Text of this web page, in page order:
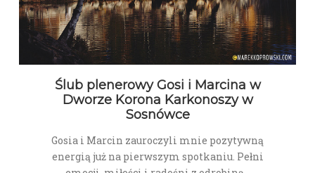
Ślub plenerowy Gosi i Marcina w
Dworze Korona Karkonoszy w
Sosnówce
Gosia i Marcin zauroczyli mnie pozytywną
energią już na pierwszym spotkaniu. Pełni